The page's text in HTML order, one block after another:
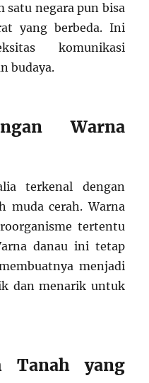
satu negara pun bisa
yang berbeda. Ini
komunikasi
budaya.
Warna
terkenal dengan
muda cerah. Warna
tertentu
danau ini tetap
menjadi
dan menarik untuk
Tanah yang